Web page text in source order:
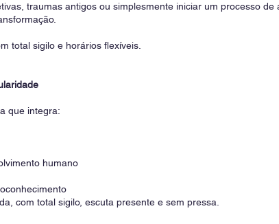
traumas antigos ou simplesmente iniciar um processo
total sigilo e horários flexíveis.
que integra:
humano
com total sigilo, escuta presente e sem pressa.